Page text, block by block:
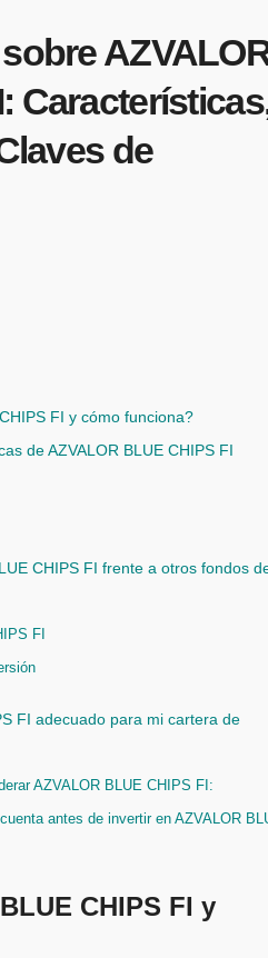
de
FI y cómo funciona?
de AZVALOR BLUE CHIPS FI
CHIPS FI frente a otros fondos
FI
FI adecuado para mi cartera de
AZVALOR BLUE CHIPS FI:
antes de invertir en AZVALOR
CHIPS FI y